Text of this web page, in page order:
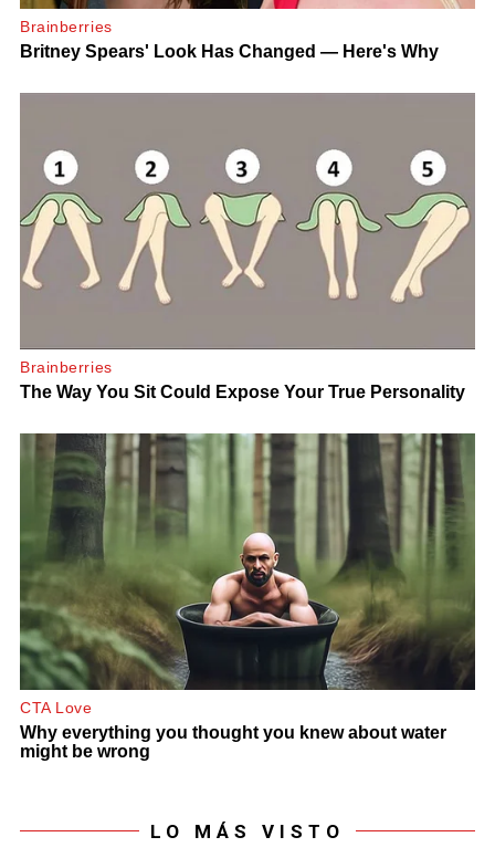
LO MÁS VISTO